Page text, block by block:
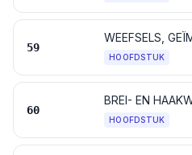
59
HOOFDSTUK
60
BREI- EN
HOOFDSTUK